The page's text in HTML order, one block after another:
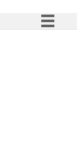
à informação